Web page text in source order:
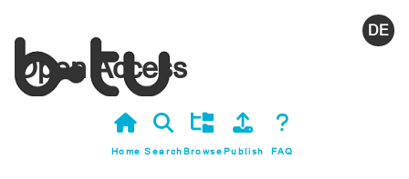
Open Access
Home SearchBrowsePublish FAQ